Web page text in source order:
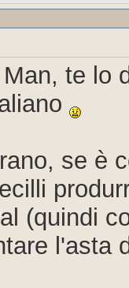
te lo
se è
(quindi
l'asta